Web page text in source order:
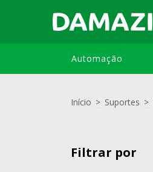
Automação
Início > Suportes >
Filtrar por